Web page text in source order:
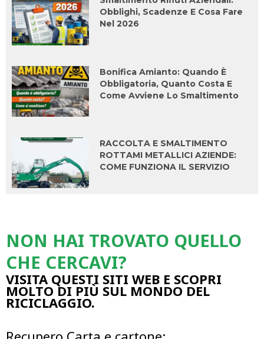
Obblighi, Scadenze E Cosa Fare
Nel 2026
Bonifica Amianto: Quando È
Obbligatoria, Quanto Costa E
Come Avviene Lo Smaltimento
RACCOLTA E SMALTIMENTO
ROTTAMI METALLICI AZIENDE:
COME FUNZIONA IL SERVIZIO
NON HAI TROVATO QUELLO
CHE CERCAVI?
VISITA QUESTI SITI WEB E SCOPRI
MOLTO DI PIÙ SUL MONDO DEL
RICICLAGGIO.